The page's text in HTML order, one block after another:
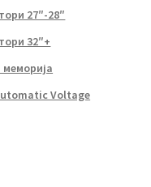
27″-28″
32″+
Voltage